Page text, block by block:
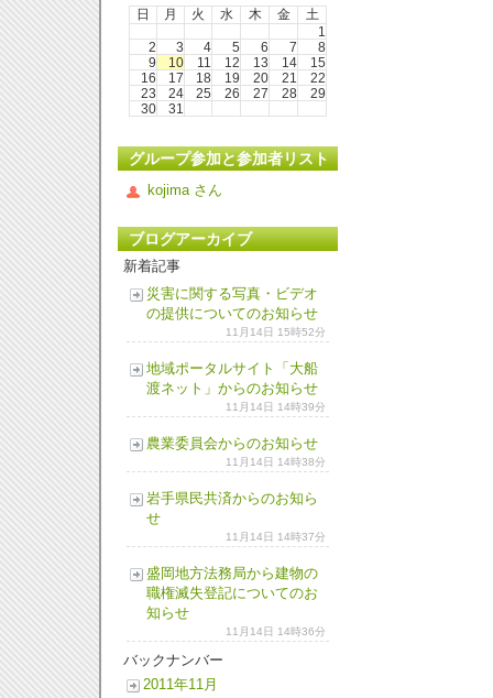
日
月 火 水 木 金
土
1
2
3 4 5 6 7
8
9
10 11 12 13 14
15
16
17 18 19 20 21
22
23
24 25 26 27 28
29
30
31
グループ参加と参加者リスト
kojima さん
ブログアーカイブ
新着記事
災害に関する写真・ビデオ
の提供についてのお知らせ
11月14日 15時52分
地域ポータルサイト「大船
渡ネット」からのお知らせ
11月14日 14時39分
農業委員会からのお知らせ
11月14日 14時38分
岩手県民共済からのお知ら
せ
11月14日 14時37分
盛岡地方法務局から建物の
職権滅失登記についてのお
知らせ
11月14日 14時36分
バックナンバー
2011年11月